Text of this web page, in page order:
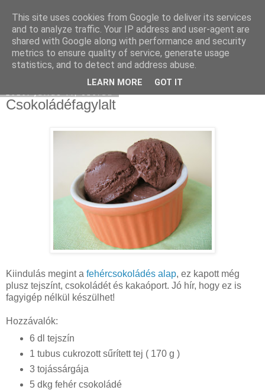
Moha Konyha
Csokoládéfagylalt
Kiindulás megint a fehércsokoládés alap, ez kapott még
plusz tejszínt, csokoládét és kakaóport. Jó hír, hogy ez is
fagyigép nélkül készülhet!
Hozzávalók:
6 dl tejszín
1 tubus cukrozott sűrített tej ( 170 g )
3 tojássárgája
5 dkg fehér csokoládé
This site uses cookies from Google to deliver its services
and to analyze traffic. Your IP address and user-agent are
shared with Google along with performance and security
metrics to ensure quality of service, generate usage
statistics, and to detect and address abuse.
LEARN MORE GOT IT